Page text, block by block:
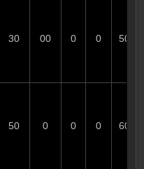
30 00 0 0 50
50 0 0 0 60